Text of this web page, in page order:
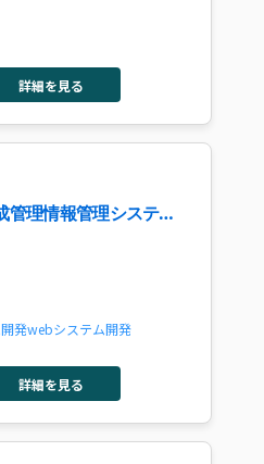
詳細を見る
管理情報管理システム
発webシステム開発
詳細を見る